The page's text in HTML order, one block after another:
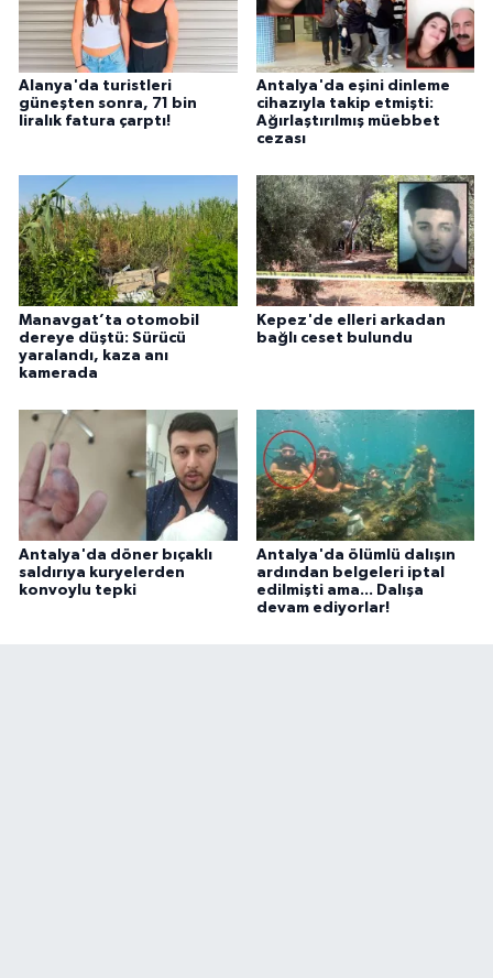
Alanya'da turistleri
güneşten sonra, 71 bin
liralık fatura çarptı!
Antalya'da eşini dinleme
cihazıyla takip etmişti:
Ağırlaştırılmış müebbet
cezası
Manavgat’ta otomobil
dereye düştü: Sürücü
yaralandı, kaza anı
kamerada
Kepez'de elleri arkadan
bağlı ceset bulundu
Antalya'da döner bıçaklı
saldırıya kuryelerden
konvoylu tepki
Antalya'da ölümlü dalışın
ardından belgeleri iptal
edilmişti ama... Dalışa
devam ediyorlar!